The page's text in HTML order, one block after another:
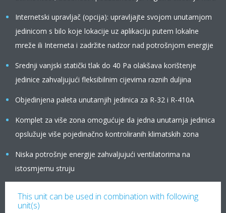
Internetski upravljač (opcija): upravljajte svojom unutarnjom
jedinicom s bilo koje lokacije uz aplikaciju putem lokalne
mreže ili Interneta i zadržite nadzor nad potrošnjom energije
Srednji vanjski statički tlak do 40 Pa olakšava korištenje
jedinice zahvaljujući fleksibilnim cijevima raznih duljina
Objedinjena paleta unutarnjih jedinica za R-32 i R-410A
Komplet za više zona omogućuje da jedna unutarnja jedinica
opslužuje više pojedinačno kontroliranih klimatskih zona
Niska potrošnje energije zahvaljujući ventilatorima na
istosmjernu struju
This unit can be used in combination with following
unit(s)